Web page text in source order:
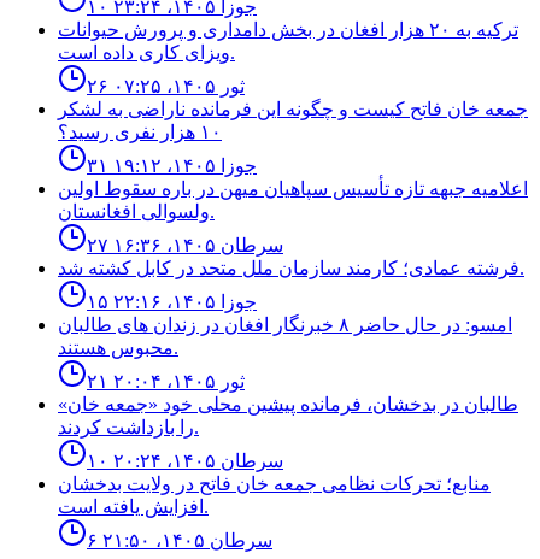
۱۰ جوزا ۱۴۰۵، ۲۳:۲۴
ترکیه به ۲۰ هزار افغان در بخش دامداری و پرورش حیوانات
ویزای کاری داده است.
۲۶ ثور ۱۴۰۵، ۰۷:۲۵
جمعه خان فاتح كيست و چگونه اين فرمانده ناراضى به لشكر
١٠ هزار نفرى رسيد؟
۳۱ جوزا ۱۴۰۵، ۱۹:۱۲
اعلاميه جبهه تازه تأسيس سپاهيان ميهن در باره سقوط اولين
ولسوالى افغانستان.
۲۷ سرطان ۱۴۰۵، ۱۶:۳۶
فرشته عمادى؛ كارمند سازمان ملل متحد در كابل كشته شد.
۱۵ جوزا ۱۴۰۵، ۲۲:۱۶
امسو: در حال حاضر ۸ خبرنگار افغان در زندان‌ های طالبان
محبوس هستند.
۲۱ ثور ۱۴۰۵، ۲۰:۰۴
طالبان در بدخشان، فرمانده پیشین محلی خود «جمعه خان»
را بازداشت کردند.
۱۰ سرطان ۱۴۰۵، ۲۰:۲۴
منابع؛ تحركات نظامى جمعه خان فاتح در ولايت بدخشان
افزايش يافته است.
۶ سرطان ۱۴۰۵، ۲۱:۵۰